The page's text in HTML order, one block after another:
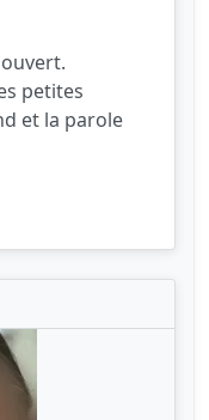
petites
et la parole